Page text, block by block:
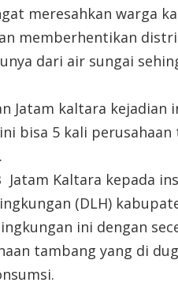
meresahkan warga
memberhentikan
dari air sungai
Jatam kaltara kejadian
bisa 5 kali
Jatam Kaltara kepada
(DLH)
ini dengan
tambang yang di